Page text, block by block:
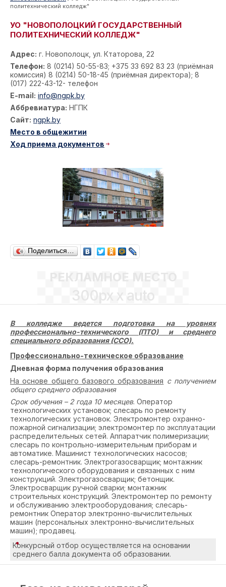
политехнический колледж"
УО "НОВОПОЛОЦКИЙ ГОСУДАРСТВЕННЫЙ
ПОЛИТЕХНИЧЕСКИЙ КОЛЛЕДЖ"
Адрес: г. Новополоцк, ул. Ктаторова, 22
Телефон: 8 (0214) 50-55-83; +375 33 692 83 23 (приёмная
комиссия) 8 (0214) 50-18-45 (приёмная директора); 8
(017) 222-43-12- телефон
E-mail: info@ngpk.by
Аббревиатура: НГПК
Сайт: ngpk.by
Место в общежитии
Ход приема документов
Поделиться…
РЕКЛАМНОЕ МЕСТО
300px x auto
В колледже ведется подготовка на уровнях
профессионально-технического (ПТО) и среднего
специального образования (ССО).
Профессионально-техническое образование
Дневная форма получения образования
На основе общего базового образования с получением
общего среднего образования
Срок обучения – 2 года 10 месяцев. Оператор
технологических установок; слесарь по ремонту
технологических установок. Электромонтер охранно-
пожарной сигнализации; электромонтер по эксплуатации
распределительных сетей. Аппаратчик полимеризации;
слесарь по контрольно-измерительным приборам и
автоматике. Машинист технологических насосов;
слесарь-ремонтник. Электрогазосварщик; монтажник
технологического оборудования и связанных с ним
конструкций. Электрогазосварщик; бетонщик.
Электросварщик ручной сварки; монтажник
строительных конструкций. Электромонтер по ремонту
и обслуживанию электрооборудования; слесарь-
ремонтник Оператор электронно-вычислительных
машин (персональных электронно-вычислительных
машин); продавец.
Конкурсный отбор осуществляется на основании
среднего балла документа об образовании.